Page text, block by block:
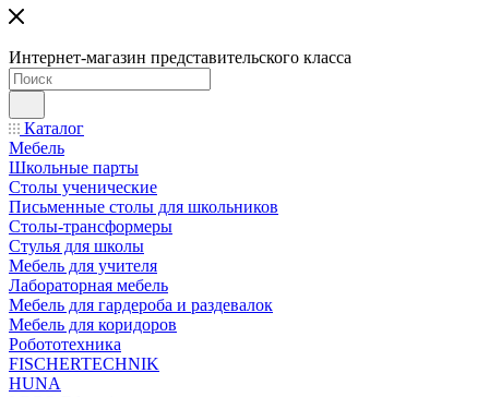
Интернет-магазин представительского класса
Каталог
Мебель
Школьные парты
Столы ученические
Письменные столы для школьников
Столы-трансформеры
Стулья для школы
Мебель для учителя
Лабораторная мебель
Мебель для гардероба и раздевалок
Мебель для коридоров
Робототехника
FISCHERTECHNIK
HUNA